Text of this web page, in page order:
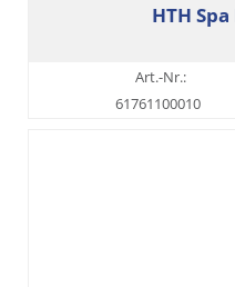
HTH
Art.-Nr.:
61761100010